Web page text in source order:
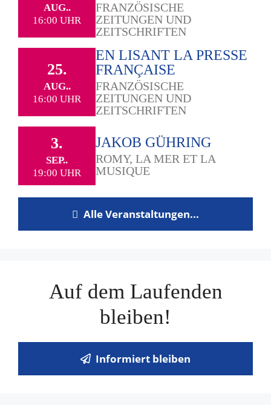
AUG..
16:00 UHR
FRANZÖSISCHE
ZEITUNGEN UND
ZEITSCHRIFTEN
25.
AUG..
16:00 UHR
EN LISANT LA PRESSE
FRANÇAISE
FRANZÖSISCHE
ZEITUNGEN UND
ZEITSCHRIFTEN
3.
SEP..
19:00 UHR
JAKOB GÜHRING
ROMY, LA MER ET LA
MUSIQUE
Alle Veranstaltungen...
Auf dem Laufenden
bleiben!
Informiert bleiben